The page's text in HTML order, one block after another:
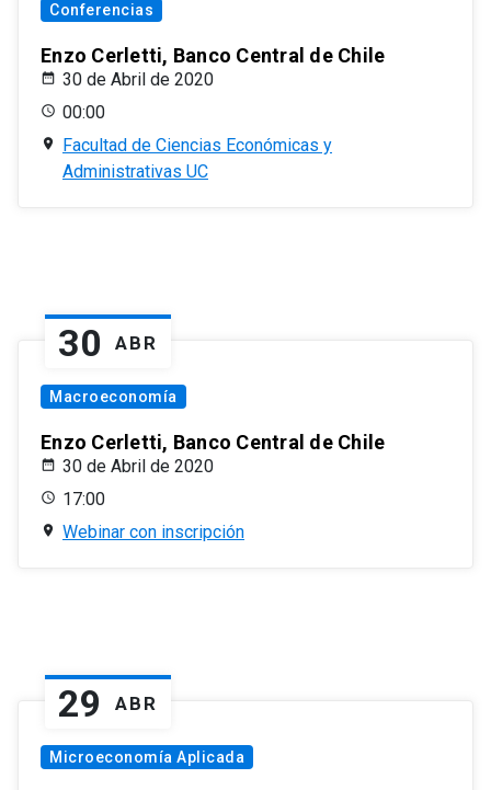
Conferencias
Enzo Cerletti, Banco Central de Chile
30 de Abril de 2020
00:00
Facultad de Ciencias Económicas y
Administrativas UC
30 ABR
Macroeconomía
Enzo Cerletti, Banco Central de Chile
30 de Abril de 2020
17:00
Webinar con inscripción
29 ABR
Microeconomía Aplicada